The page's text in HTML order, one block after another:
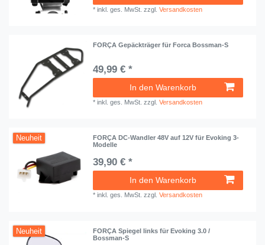
*inkl. ges. MwSt. zzgl.Versandkosten
FORÇA Gepäckträger für Forca Bossman-S
49,99 € *
In den Warenkorb
*inkl. ges. MwSt. zzgl.Versandkosten
Neuheit
FORÇA DC-Wandler 48V auf 12V für Evoking 3-
Modelle
39,90 € *
In den Warenkorb
*inkl. ges. MwSt. zzgl.Versandkosten
Neuheit
FORÇA Spiegel links für Evoking 3.0 /
Bossman-S